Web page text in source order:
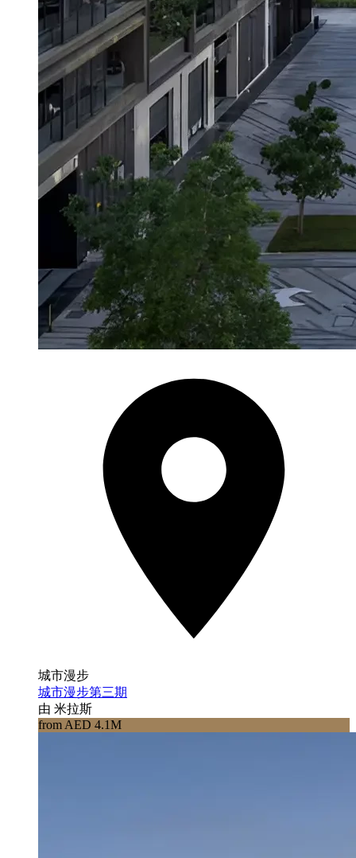
城市漫步
城市漫步第三期
由 米拉斯
from AED 4.1M